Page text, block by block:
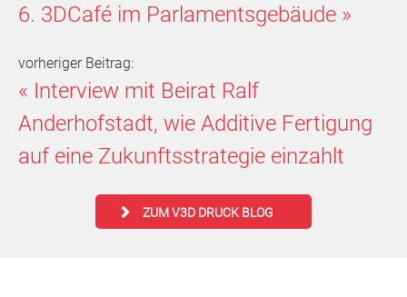
6. 3DCafé im Parlamentsgebäude »
vorheriger Beitrag:
« Interview mit Beirat Ralf
Anderhofstadt, wie Additive Fertigung
auf eine Zukunftsstrategie einzahlt
ZUM V3D DRUCK BLOG